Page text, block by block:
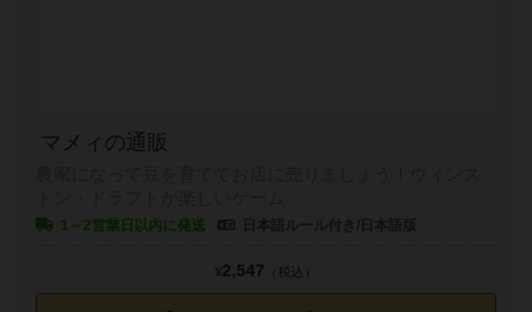
マメィの通販
1～2営業日以内に発送
¥2,547 （税込）